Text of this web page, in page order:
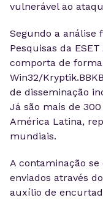
vulnerável ao
Segundo a análise
Pesquisas da
comporta de
Win32/
de disseminação
Já são mais de
América Latina,
mundiais.
A contaminação
enviados através
auxílio de